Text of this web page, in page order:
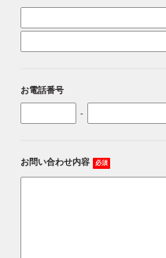
お電話番号
-
お問い合わせ内容 必須